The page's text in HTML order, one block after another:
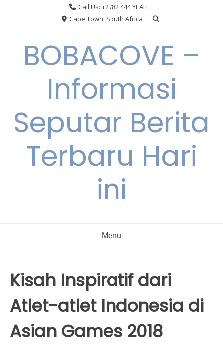
Call Us: +2782 444 YEAH
Cape Town, South Africa
BOBACOVE –
Informasi
Seputar Berita
Terbaru Hari
ini
Menu
Kisah Inspiratif dari
Atlet-atlet Indonesia di
Asian Games 2018